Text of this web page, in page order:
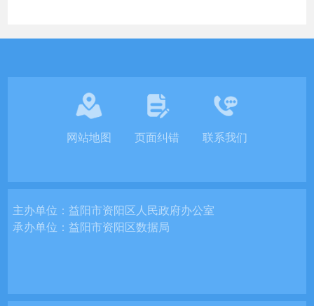
网站地图 页面纠错 联系我们
主办单位：益阳市资阳区人民政府办公室
承办单位：益阳市资阳区数据局